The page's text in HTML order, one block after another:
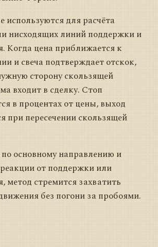
используются для расчёта
нисходящих линий поддержки и
Когда цена приближается к
и свеча подтверждает отскок,
сторону скользящей
входит в сделку. Стоп
в процентах от цены, выход
при пересечении скользящей
по основному направлению и
от поддержки или
метод стремится захватить
без погони за пробоями.